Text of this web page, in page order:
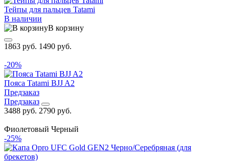
Тейпы для пальцев Tatami
В наличии
В корзину
1863 руб. 1490 руб.
-20%
Пояса Tatami BJJ A2
Предзаказ
Предзаказ
3488 руб. 2790 руб.
Фиолетовый Черный
-25%